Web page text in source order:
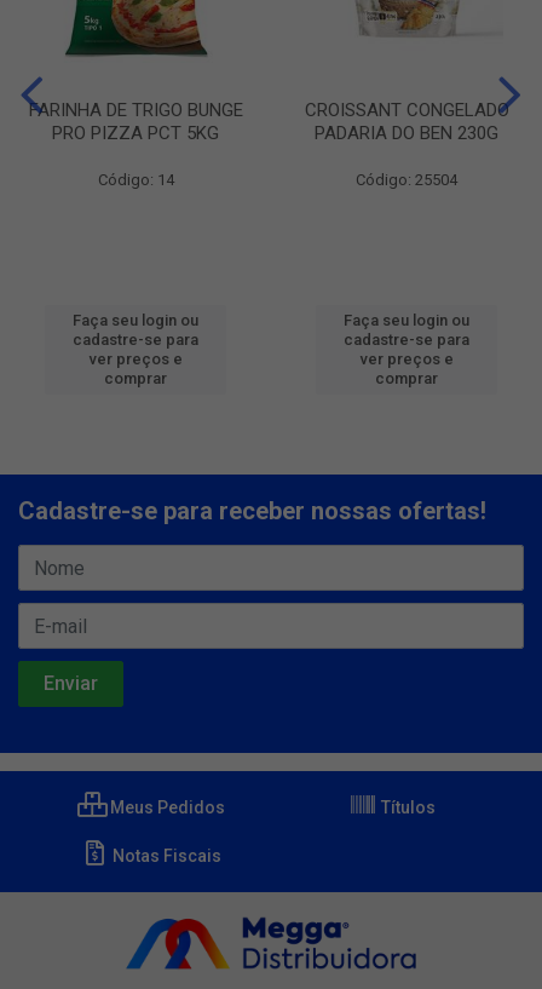
FARINHA DE TRIGO BUNGE
PRO PIZZA PCT 5KG
Código: 14
Faça seu login ou
cadastre-se para
ver preços e
comprar
CROISSANT CONGELADO
PADARIA DO BEN 230G
Código: 25504
Faça seu login ou
cadastre-se para
ver preços e
comprar
Cadastre-se para receber nossas ofertas!
Meus Pedidos Títulos
Notas Fiscais